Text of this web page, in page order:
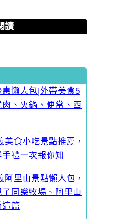
讀
懶人包|外帶美食5
、火鍋、便當、西
美食小吃景點推薦，
禮一次報你知
阿里山景點懶人包，
同樂牧場、阿里山
這篇